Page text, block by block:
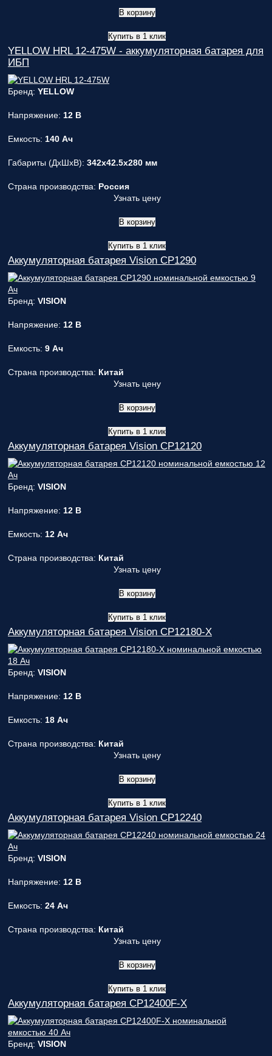
В корзину
Купить в 1 клик
YELLOW HRL 12-475W - аккумуляторная батарея для
ИБП
Бренд: YELLOW
Напряжение: 12 В
Емкость: 140 Ач
Габариты (ДxШxВ): 342x42.5x280 мм
Страна производства: Россия
Узнать цену
В корзину
Купить в 1 клик
Аккумуляторная батарея Vision CP1290
Бренд: VISION
Напряжение: 12 В
Емкость: 9 Ач
Страна производства: Китай
Узнать цену
В корзину
Купить в 1 клик
Аккумуляторная батарея Vision CP12120
Бренд: VISION
Напряжение: 12 В
Емкость: 12 Ач
Страна производства: Китай
Узнать цену
В корзину
Купить в 1 клик
Аккумуляторная батарея Vision CP12180-X
Бренд: VISION
Напряжение: 12 В
Емкость: 18 Ач
Страна производства: Китай
Узнать цену
В корзину
Купить в 1 клик
Аккумуляторная батарея Vision CP12240
Бренд: VISION
Напряжение: 12 В
Емкость: 24 Ач
Страна производства: Китай
Узнать цену
В корзину
Купить в 1 клик
Аккумуляторная батарея CP12400F-X
Бренд: VISION